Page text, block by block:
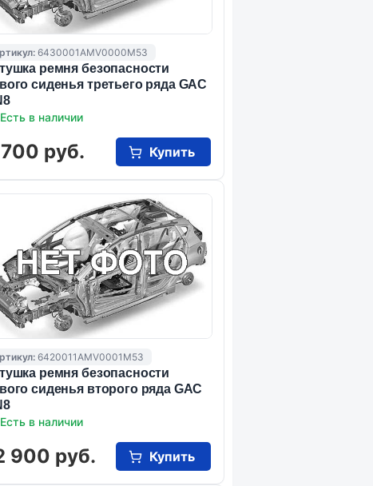
6430001AMV0000M53
ремня безопасности
сиденья третьего ряда GAC
Есть в наличии
руб. Купить
6420011AMV0001M53
ремня безопасности
сиденья второго ряда GAC
Есть в наличии
900 руб. Купить